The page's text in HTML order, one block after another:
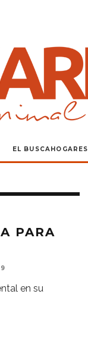
EL BUSCAHOGARES
PARA
en su